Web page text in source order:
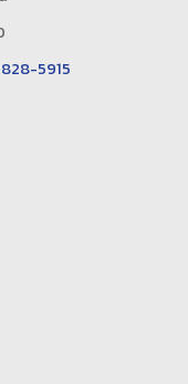
5915